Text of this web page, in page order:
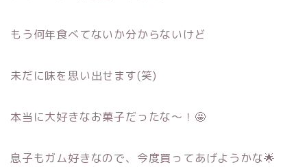
もう何年食べてないか分からないけど
未だに味を思い出せます(笑)
本当に大好きなお菓子だったな～！🤩
息子もガム好きなので、今度買ってあげようかな🌟